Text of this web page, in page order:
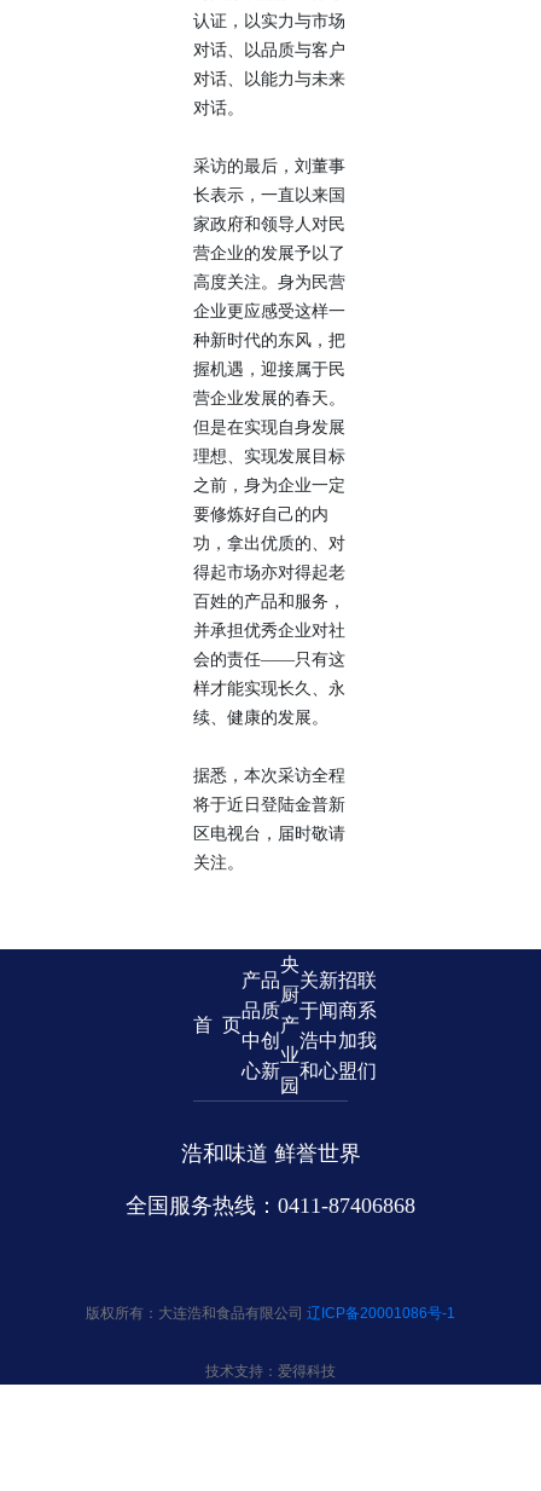
认证，以实力与市场
对话、以品质与客户
对话、以能力与未来
对话。
采访的最后，刘董事
长表示，一直以来国
家政府和领导人对民
营企业的发展予以了
高度关注。身为民营
企业更应感受这样一
种新时代的东风，把
握机遇，迎接属于民
营企业发展的春天。
但是在实现自身发展
理想、实现发展目标
之前，身为企业一定
要修炼好自己的内
功，拿出优质的、对
得起市场亦对得起老
百姓的产品和服务，
并承担优秀企业对社
会的责任——只有这
样才能实现长久、永
续、健康的发展。
据悉，本次采访全程
将于近日登陆金普新
区电视台，届时敬请
关注。
首 页
产
品
中
心
品
质
创
新
央
厨
产
业
园
关
于
浩
和
新
闻
中
心
招
商
加
盟
联
系
我
们
浩和味道 鲜誉世界
全国服务热线：0411-87406868
版权所有：大连浩和食品有限公司 辽ICP备20001086号-1
技术支持：爱得科技